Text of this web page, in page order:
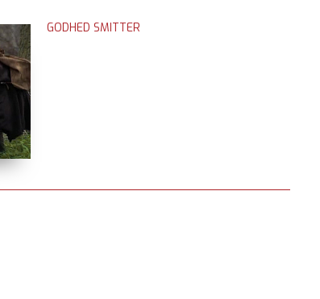
GODHED SMITTER